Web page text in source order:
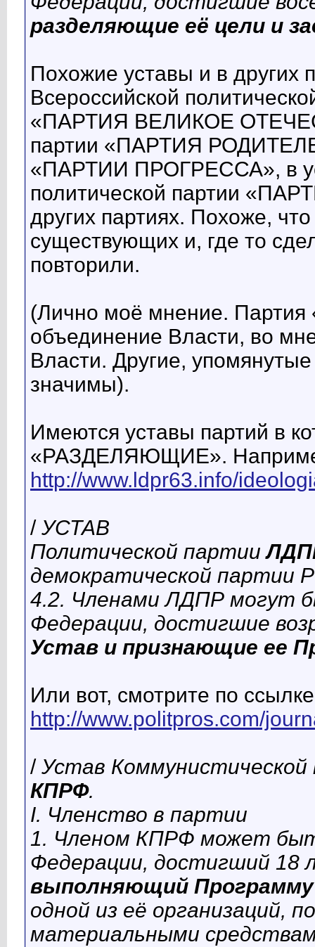
разделяющие её цели и
Похожие уставы и в
Всероссийской
«ПАРТИЯ ВЕЛИКОЕ
партии «ПАРТИЯ
«ПАРТИИ ПРОГРЕССА», в
политической партии
других партиях. Похоже,
существующих и, где то
повторили.
(Лично моё мнение.
объединение Власти, во
Власти. Другие,
значимы).
Имеются уставы партий в
«РАЗДЕЛЯЮЩИЕ».
http://www.ldpr63.info/
/ УСТАВ
Политической партии
демократической партии
4.2. Членами ЛДПР могут
Федерации, достигшие
Устав и признающие ее
Или вот, смотрите по
http://www.politpros.com/
/ Устав Коммунистической
КПРФ.
I. Членство в партии
1. Членом КПРФ может
Федерации, достигший 18
выполняющий
одной из её организаций,
материальными